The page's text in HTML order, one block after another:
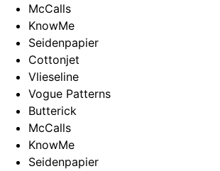
McCalls
KnowMe
Seidenpapier
Cottonjet
Vlieseline
Vogue Patterns
Butterick
McCalls
KnowMe
Seidenpapier